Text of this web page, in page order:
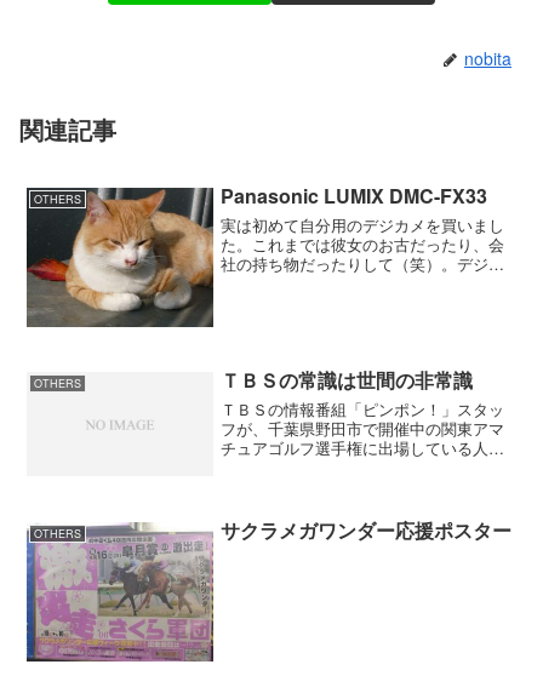
nobita
関連記事
OTHERS Panasonic LUMIX DMC-FX33
実は初めて自分用のデジカメを買いまし
た。これまでは彼女のお古だったり、会
社の持ち物だったりして（笑）。デジカ
OTHERS ＴＢＳの常識は世間の非常識
ＴＢＳの情報番組「ピンポン！」スタッ
フが、千葉県野田市で開催中の関東アマ
チュアゴルフ選手権に出場している人気
った。依頼は拒否されたが...
OTHERS サクラメガワンダー応援ポスター